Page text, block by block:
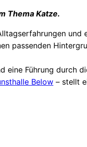
Thema Katze.
und
passenden
eine Führung durch
Below – stellt